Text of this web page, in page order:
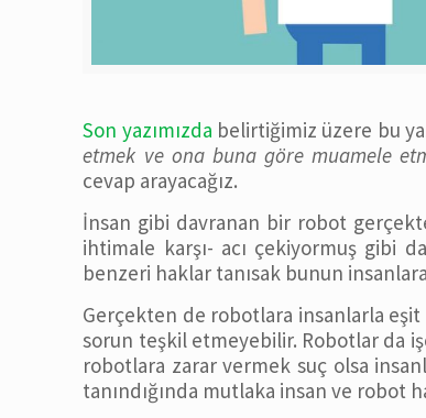
Son yazımızda belirtiğimiz üzere bu
etmek ve ona buna göre muamele
cevap arayacağız.
İnsan gibi davranan bir robot
ihtimale karşı- acı çekiyormuş gibi
benzeri haklar tanısak bunun
Gerçekten de robotlara insanlarla eşit
sorun teşkil etmeyebilir. Robotlar da
robotlara zarar vermek suç olsa
tanındığında mutlaka insan ve robot